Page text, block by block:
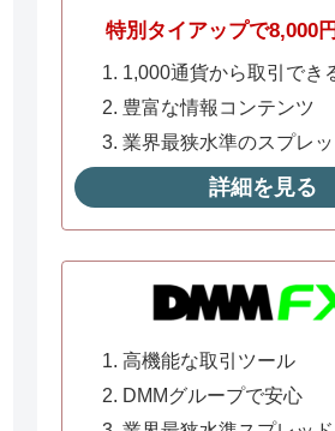
特別タイアップで8,000
1,000通貨から取引でき
豊富な情報コンテンツ
業界最狭水準のスプレ
詳細を見る
高機能な取引ツール
DMMグループで安心